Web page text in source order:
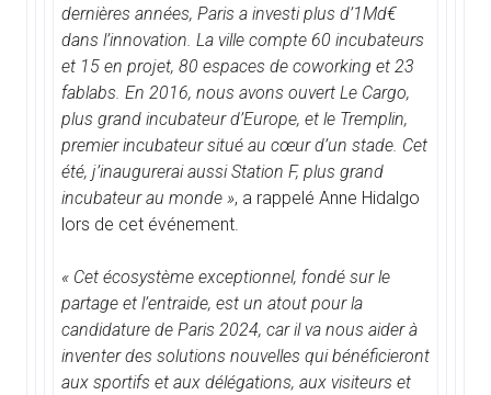
dernières années, Paris a investi plus d’1Md€
dans l’innovation. La ville compte 60 incubateurs
et 15 en projet, 80 espaces de coworking et 23
fablabs. En 2016, nous avons ouvert Le Cargo,
plus grand incubateur d’Europe, et le Tremplin,
premier incubateur situé au cœur d’un stade. Cet
été, j’inaugurerai aussi Station F, plus grand
incubateur au monde », a rappelé Anne Hidalgo
lors de cet événement.
« Cet écosystème exceptionnel, fondé sur le
partage et l’entraide, est un atout pour la
candidature de Paris 2024, car il va nous aider à
inventer des solutions nouvelles qui bénéficieront
aux sportifs et aux délégations, aux visiteurs et